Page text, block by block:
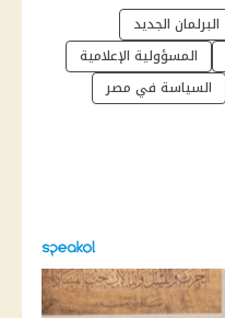
البرلمان الجديد
المسؤولية الإعلامية
السياسة في مصر